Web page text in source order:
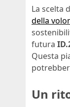
La scelta
della
futura
Questa
Un